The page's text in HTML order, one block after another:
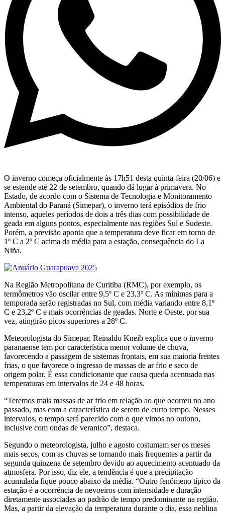
O inverno começa oficialmente às 17h51 desta quinta-feira (20/06) e
se estende até 22 de setembro, quando dá lugar à primavera. No
Estado, de acordo com o Sistema de Tecnologia e Monitoramento
Ambiental do Paraná (Simepar), o inverno terá episódios de frio
intenso, aqueles períodos de dois a três dias com possibilidade de
geada em alguns pontos, especialmente nas regiões Sul e Sudeste.
Porém, a previsão aponta que a temperatura deve ficar em torno de
1º C a 2º C acima da média para a estação, consequência do La
Niña.
Na Região Metropolitana de Curitiba (RMC), por exemplo, os
termômetros vão oscilar entre 9,5º C e 23,3º C. As mínimas para a
temporada serão registradas no Sul, com média variando entre 8,1º
C e 23,2º C e mais ocorrências de geadas. Norte e Oeste, por sua
vez, atingirão picos superiores a 28º C.
Meteorologista do Simepar, Reinaldo Kneib explica que o inverno
paranaense tem por característica menor volume de chuva,
favorecendo a passagem de sistemas frontais, em sua maioria frentes
frias, o que favorece o ingresso de massas de ar frio e seco de
origem polar. É essa condicionante que causa queda acentuada nas
temperaturas em intervalos de 24 e 48 horas.
“Teremos mais massas de ar frio em relação ao que ocorreu no ano
passado, mas com a característica de serem de curto tempo. Nesses
intervalos, o tempo será parecido com o que vimos no outono,
inclusive com ondas de veranico”, destaca.
Segundo o meteorologista, julho e agosto costumam ser os meses
mais secos, com as chuvas se tornando mais frequentes a partir da
segunda quinzena de setembro devido ao aquecimento acentuado da
atmosfera. Por isso, diz ele, a tendência é que a precipitação
acumulada fique pouco abaixo da média. “Outro fenômeno típico da
estação é a ocorrência de nevoeiros com intensidade e duração
diretamente associadas ao padrão de tempo predominante na região.
Mas, a partir da elevação da temperatura durante o dia, essa neblina